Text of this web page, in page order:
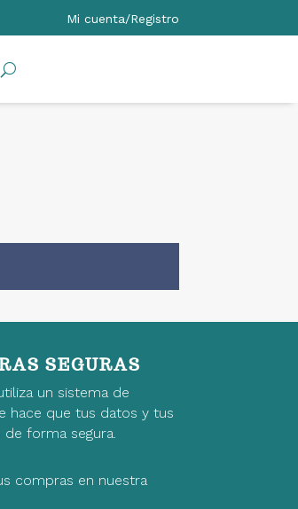
Mi cuenta/Registro
SEGURAS
un sistema de
hace que tus datos y tus
de forma segura.
compras en nuestra